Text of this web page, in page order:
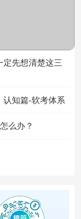
定先想清楚这三
认知篇-软考体系
么办？